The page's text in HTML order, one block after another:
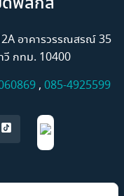
อาคารวรรณสรณ์ 35
วี กทม. 10400
, 085-4925599